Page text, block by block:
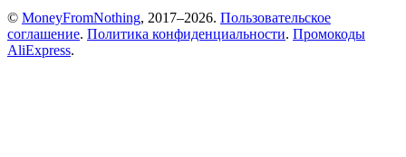
© MoneyFromNothing, 2017–2026. Пользовательское
соглашение. Политика конфиденциальности. Промокоды
AliExpress.